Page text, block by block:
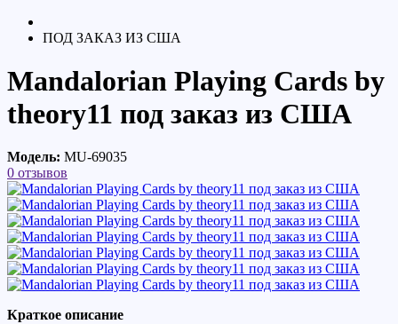
ПОД ЗАКАЗ ИЗ США
Mandalorian Playing Cards by
theory11 под заказ из США
Модель: MU-69035
0 отзывов
Краткое описание